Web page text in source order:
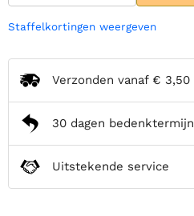
Staffelkortingen weergeven
Verzonden vanaf € 3,50
30 dagen bedenktermijn
Uitstekende service